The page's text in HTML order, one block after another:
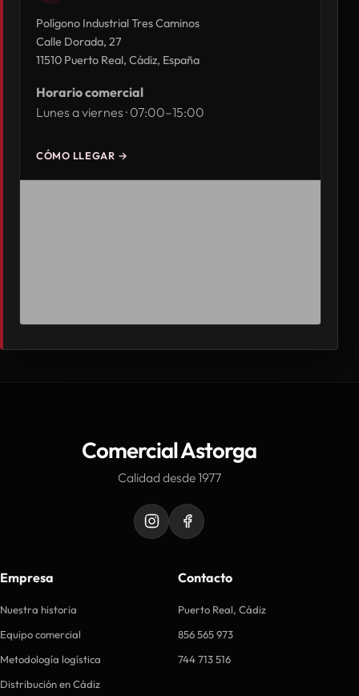
Polígono Industrial Tres Caminos
Calle Dorada, 27
11510 Puerto Real, Cádiz, España
Horario comercial
Lunes a viernes · 07:00–15:00
CÓMO LLEGAR →
Comercial Astorga
Calidad desde 1977
Empresa
Nuestra historia
Equipo comercial
Metodología logística
Distribución en Cádiz
Contacto
Puerto Real, Cádiz
856 565 973
744 713 516